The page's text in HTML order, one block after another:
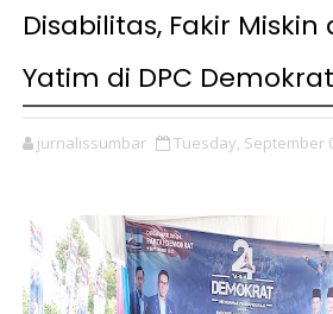
Disabilitas, Fakir
Yatim di DPC
jurnalissumbar Tuesday, September